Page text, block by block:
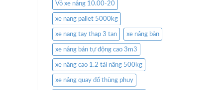
Vỏ xe nâng 10.00-20
xe nang pallet 5000kg
xe nang tay thap 3 tan xe nâng bàn
xe nâng bán tự động cao 3m3
xe nâng cao 1.2 tải nâng 500kg
xe nâng quay đổ thùng phuy